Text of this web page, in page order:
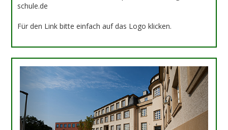
schule.de
Für den Link bitte einfach auf das Logo klicken.
Previous Next